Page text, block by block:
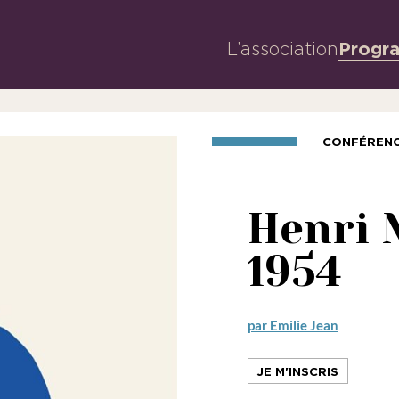
L’association
Henri
1954
par Emilie Jean
JE M'INSCRIS